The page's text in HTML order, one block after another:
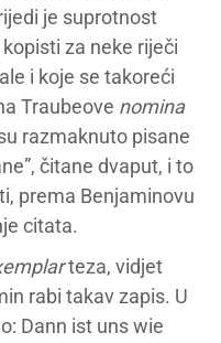
je suprotnost
za neke riječi
i koje se takoreći
Traubeove nomina
razmaknuto pisane
čitane dvaput, i to
prema Benjaminovu
citata.
teza, vidjet
rabi takav zapis. U
Dann ist uns wie